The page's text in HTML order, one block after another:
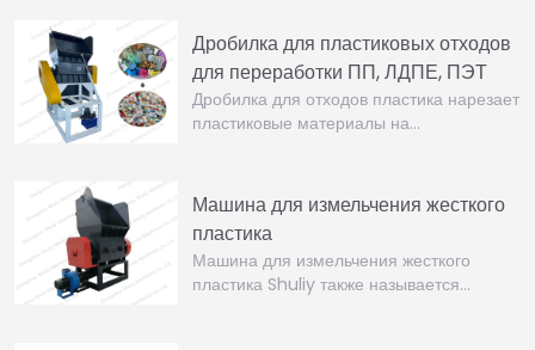
Дробилка для пластиковых отходов
для переработки ПП, ЛДПЕ, ПЭТ
Дробилка для отходов пластика нарезает
пластиковые материалы на…
Машина для измельчения жесткого
пластика
Машина для измельчения жесткого
пластика Shuliy также называется…